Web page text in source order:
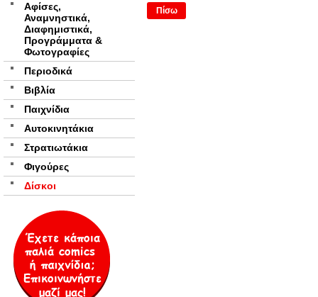
Πίσω
Αφίσες,
Αναμνηστικά,
Διαφημιστικά,
Προγράμματα &
Φωτογραφίες
Περιοδικά
Βιβλία
Παιχνίδια
Αυτοκινητάκια
Στρατιωτάκια
Φιγούρες
Δίσκοι